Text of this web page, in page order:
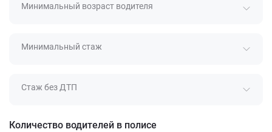
Минимальный возраст водителя
Минимальный стаж
Стаж без ДТП
Количество водителей в полисе